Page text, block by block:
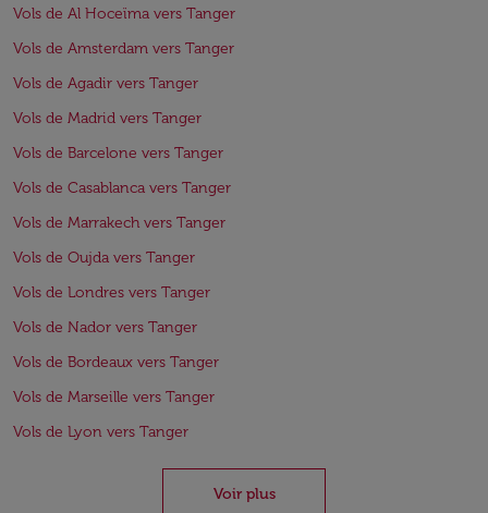
Vols de Al Hoceïma vers Tanger
Vols de Amsterdam vers Tanger
Vols de Agadir vers Tanger
Vols de Madrid vers Tanger
Vols de Barcelone vers Tanger
Vols de Casablanca vers Tanger
Vols de Marrakech vers Tanger
Vols de Oujda vers Tanger
Vols de Londres vers Tanger
Vols de Nador vers Tanger
Vols de Bordeaux vers Tanger
Vols de Marseille vers Tanger
Vols de Lyon vers Tanger
Voir plus